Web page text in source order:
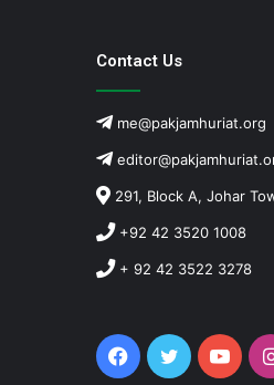
Contact Us
me@pakjamhuriat.org
291, Block A, Johar
+92 42 3520 1008
+ 92 42 3522 3278
Facebook
Twitter